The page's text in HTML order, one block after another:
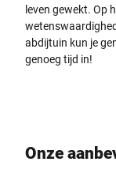
leven gewekt. Op
abdijtuin kun je
genoeg tijd in!
Onze